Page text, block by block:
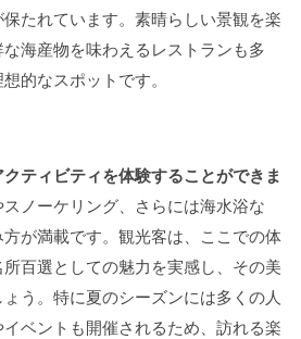
たれています。素晴らしい景観を楽
海産物を味わえるレストランも多
的なスポットです。
ティビティを体験することができま
ノーケリング、さらには海水浴な
が満載です。観光客は、ここでの体
百選としての魅力を実感し、その美
う。特に夏のシーズンには多くの人
ベントも開催されるため、訪れる楽